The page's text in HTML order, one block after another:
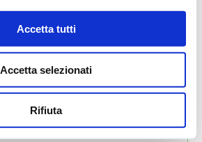
Accetta tutti
Accetta selezionati
Rifiuta